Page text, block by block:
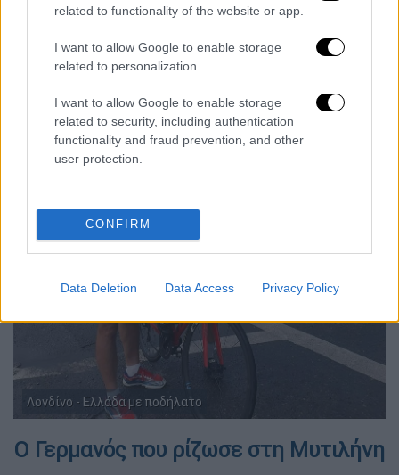
related to functionality of the website or app.
I want to allow Google to enable storage
related to personalization.
I want to allow Google to enable storage
related to security, including authentication
functionality and fraud prevention, and other
user protection.
CONFIRM
Data Deletion Data Access Privacy Policy
Λονδίνο - Ελλάδα με ποδήλατο
Ο Γερμανός που ρίζωσε στη Μυτιλήνη